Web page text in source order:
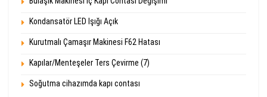
Kondansatör LED Işığı Açık
Kurutmalı Çamaşır Makinesi F62 Hatası
Kapılar/Menteşeler Ters Çevirme (7)
Soğutma cihazımda kapı contası